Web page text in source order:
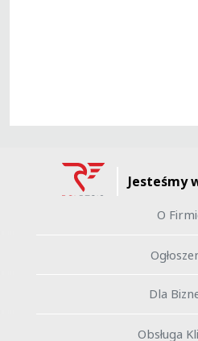
Jesteśmy
O
Dla
Obsługa